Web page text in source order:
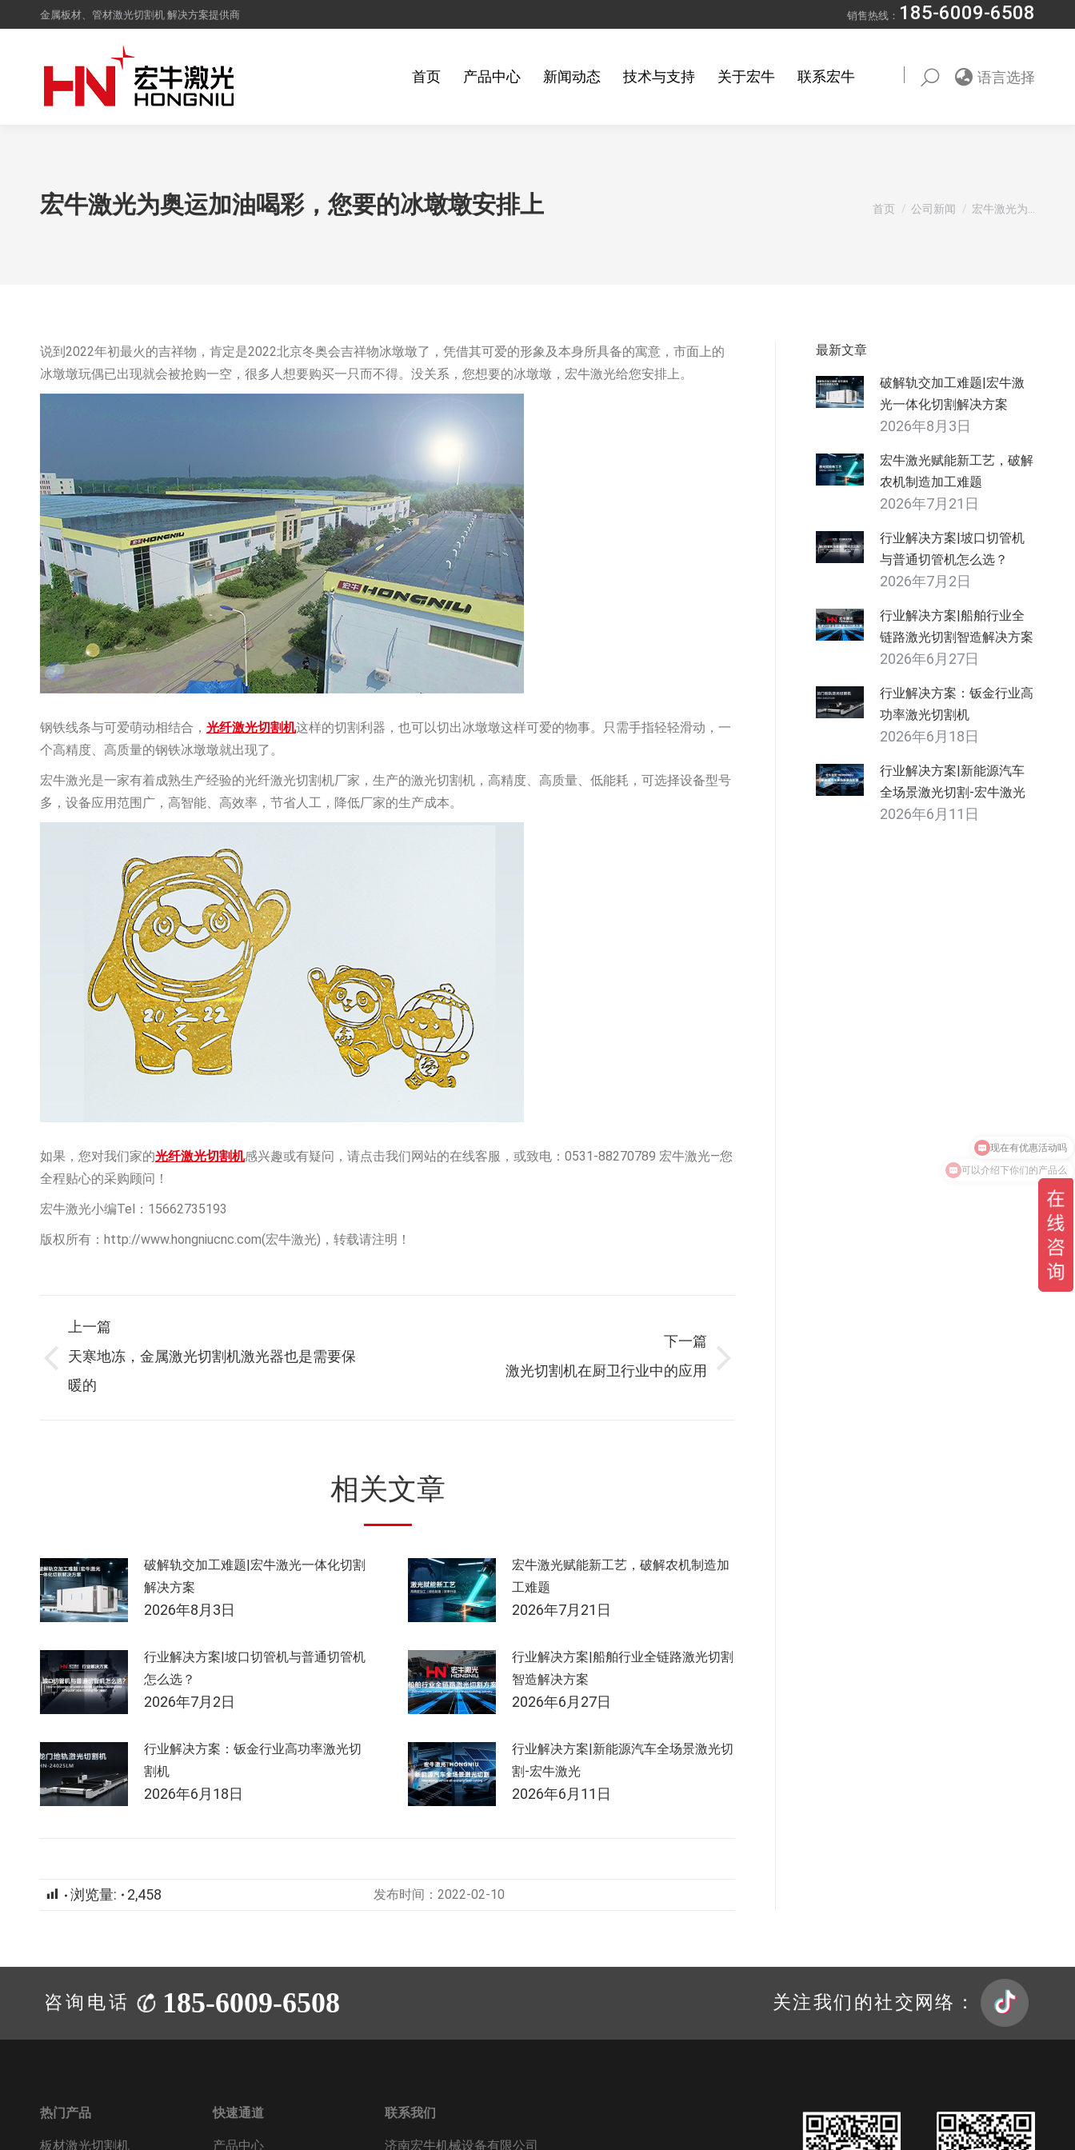
金属板材、管材激光切割机 解决方案提供商 销售热线： 185-6009-6508
首页 产品中心 新闻动态 技术与支持 关于宏牛 联系宏牛 Search: 语言选择
宏牛激光为奥运加油喝彩，您要的冰墩墩安排上 您在这里：
首页 公司新闻 宏牛激光为…
说到2022年初最火的吉祥物，肯定是2022北京冬奥会吉祥物冰墩墩了，凭借其可爱的形象及本身所具备的寓意，市面上的
冰墩墩玩偶已出现就会被抢购一空，很多人想要购买一只而不得。没关系，您想要的冰墩墩，宏牛激光给您安排上。
钢铁线条与可爱萌动相结合， 光纤激光切割机这样的切割利器，也可以切出冰墩墩这样可爱的物事。只需手指轻轻滑动，一
个高精度、高质量的钢铁冰墩墩就出现了。
宏牛激光是一家有着成熟生产经验的光纤激光切割机厂家，生产的激光切割机，高精度、高质量、低能耗，可选择设备型号
多，设备应用范围广，高智能、高效率，节省人工，降低厂家的生产成本。
如果，您对我们家的光纤激光切割机感兴趣或有疑问，请点击我们网站的在线客服，或致电：0531-88270789 宏牛激光—您
全程贴心的采购顾问！
宏牛激光小编Tel：15662735193
版权所有：http://www.hongniucnc.com(宏牛激光)，转载请注明！
章
上一篇
上
一
天寒地冻，金属激光切割机激光器也是需要保
暖的
下一篇
激光切割机在厨卫行业中的应用
相关文章
破解轨交加工难题|宏牛激光一体化切割
解决方案
2026年8月3日
宏牛激光赋能新工艺，破解农机制造加
工难题
2026年7月21日
行业解决方案|坡口切管机与普通切管机
怎么选？
2026年7月2日
行业解决方案|船舶行业全链路激光切割
智造解决方案
2026年6月27日
行业解决方案：钣金行业高功率激光切
割机
2026年6月18日
行业解决方案|新能源汽车全场景激光切
割-宏牛激光
2026年6月11日
浏览量: 2,458 发布时间：2022-02-10
最新文章
破解轨交加工难题|宏牛激
光一体化切割解决方案
2026年8月3日
宏牛激光赋能新工艺，破解
农机制造加工难题
2026年7月21日
行业解决方案|坡口切管机
与普通切管机怎么选？
2026年7月2日
行业解决方案|船舶行业全
链路激光切割智造解决方案
2026年6月27日
行业解决方案：钣金行业高
功率激光切割机
2026年6月18日
行业解决方案|新能源汽车
全场景激光切割-宏牛激光
2026年6月11日
关注我们的社交网络：
咨询电话： 185-6009-6508
热门产品
板材激光切割机
快速通道
产品中心
联系我们
济南宏牛机械设备有限公司